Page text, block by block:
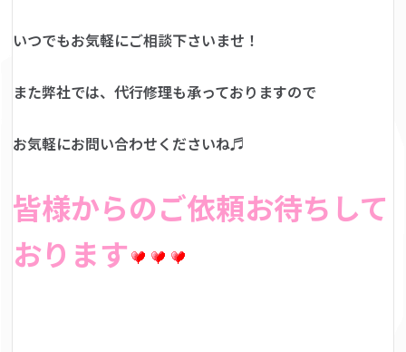
いつでもお気軽にご相談下さいませ！
また弊社では、代行修理も承っておりますので
お気軽にお問い合わせくださいね♬
皆様からのご依頼お待ちして
おります